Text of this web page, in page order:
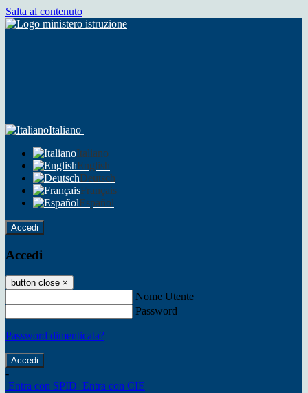
Salta al contenuto
Italiano
Italiano
English
Deutsch
Français
Español
Accedi
Accedi
button close ×
Nome Utente
Password
Password dimenticata?
-
Entra con SPID Entra con CIE